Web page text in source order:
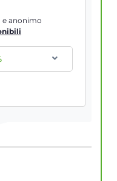
e anonimo